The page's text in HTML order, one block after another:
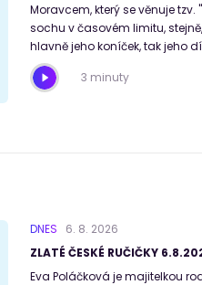
Moravcem, který se věnuje
sochu v časovém limitu,
hlavně jeho koníček, tak jeho
3 minuty
DNES 6. 8. 2026
ZLATÉ ČESKÉ RUČIČKY
Eva Poláčková je majitelkou